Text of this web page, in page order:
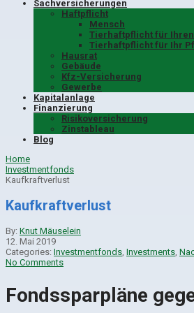
Sachversicherungen
Haftpflicht
Mensch
Tierhaftpflicht für Ihren
Tierhaftpflicht für Ihr
Hausrat
Gebäude
Kfz-Versicherung
Gewerbe
Kapitalanlage
Finanzierung
Risikoversicherung
Zinstableau
Blog
Home
Investmentfonds
Kaufkraftverlust
Kaufkraftverlust
By: Knut Mäuselein
12. Mai 2019
Categories: Investmentfonds Investments
No Comments
Fondssparpläne